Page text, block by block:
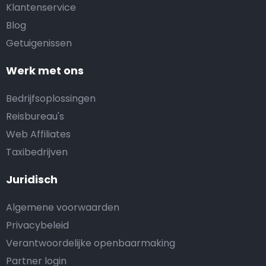
Klantenservice
Blog
Getuigenissen
Werk met ons
Bedrijfsoplossingen
Reisbureau's
Web Affiliates
Taxibedrijven
Juridisch
Algemene voorwaarden
Privacybeleid
Verantwoordelijke openbaarmaking
Partner login